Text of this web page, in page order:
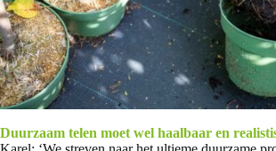
Duurzaam telen moet wel haalbaar en